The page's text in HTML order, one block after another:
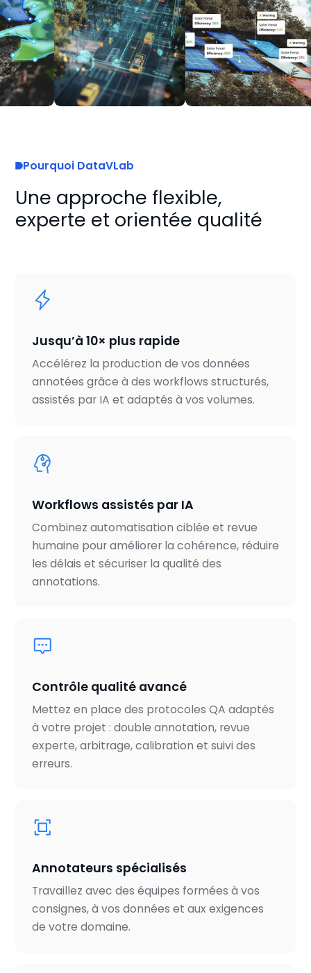
Pourquoi DataVLab
Une approche flexible,
experte et orientée qualité
Jusqu’à 10× plus rapide
Accélérez la production de vos données
annotées grâce à des workflows structurés,
assistés par IA et adaptés à vos volumes.
Workflows assistés par IA
Combinez automatisation ciblée et revue
humaine pour améliorer la cohérence, réduire
les délais et sécuriser la qualité des
annotations.
Contrôle qualité avancé
Mettez en place des protocoles QA adaptés
à votre projet : double annotation, revue
experte, arbitrage, calibration et suivi des
erreurs.
Annotateurs spécialisés
Travaillez avec des équipes formées à vos
consignes, à vos données et aux exigences
de votre domaine.